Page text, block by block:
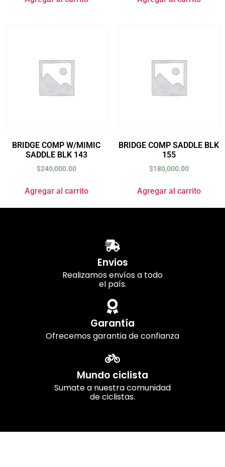
BRIDGE COMP W/MIMIC
SADDLE BLK 143
$240,000.00
Agregar al carrito
BRIDGE COMP SADDLE BLK
155
$180,000.00
Agregar al carrito
Envios
Realizamos envíos a todo
el país.
Garantía
Ofrecemos garantia de confianza
Mundo ciclista
Sumate a nuestra comunidad
de ciclistas.